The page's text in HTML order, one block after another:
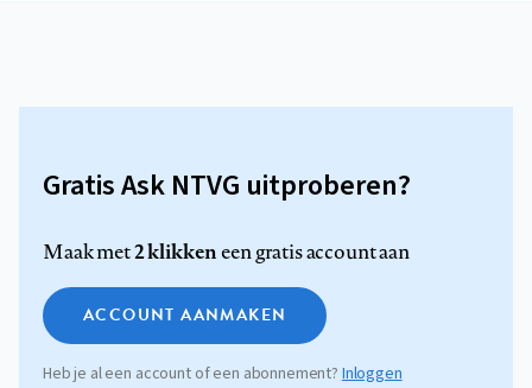
Gratis Ask NTVG uitproberen?
Maak met2 klikkeneen gratis account aan
ACCOUNT AANMAKEN
Heb je al een account of een abonnement?Inloggen